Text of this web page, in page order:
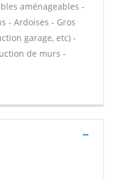
aménageables -
- Ardoises - Gros
garage, etc) -
de murs -